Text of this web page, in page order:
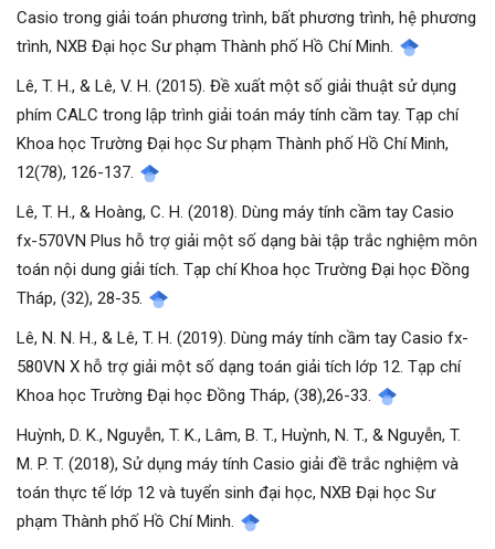
Casio trong giải toán phương trình, bất phương trình, hệ phương
trình, NXB Đại học Sư phạm Thành phố Hồ Chí Minh.
Lê, T. H., & Lê, V. H. (2015). Đề xuất một số giải thuật sử dụng
phím CALC trong lập trình giải toán máy tính cầm tay. Tạp chí
Khoa học Trường Đại học Sư phạm Thành phố Hồ Chí Minh,
12(78), 126-137.
Lê, T. H., & Hoàng, C. H. (2018). Dùng máy tính cầm tay Casio
fx-570VN Plus hỗ trợ giải một số dạng bài tập trắc nghiệm môn
toán nội dung giải tích. Tạp chí Khoa học Trường Đại học Đồng
Tháp, (32), 28-35.
Lê, N. N. H., & Lê, T. H. (2019). Dùng máy tính cầm tay Casio fx-
580VN X hỗ trợ giải một số dạng toán giải tích lớp 12. Tạp chí
Khoa học Trường Đại học Đồng Tháp, (38),26-33.
Huỳnh, D. K., Nguyễn, T. K., Lâm, B. T., Huỳnh, N. T., & Nguyễn, T.
M. P. T. (2018), Sử dụng máy tính Casio giải đề trắc nghiệm và
toán thực tế lớp 12 và tuyển sinh đại học, NXB Đại học Sư
phạm Thành phố Hồ Chí Minh.